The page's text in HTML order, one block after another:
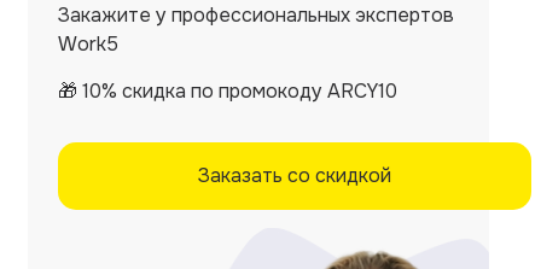
Закажите у профессиональных экспертов
Work5
🎁 10% скидка по промокоду ARCY10
Заказать со скидкой